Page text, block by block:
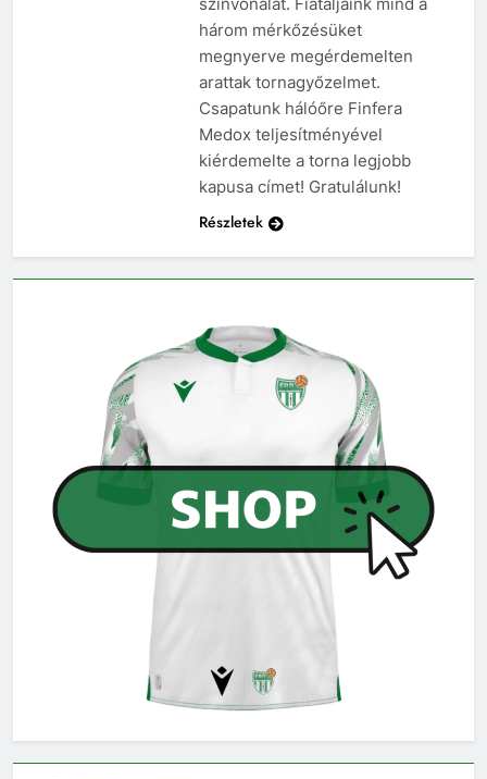
három mérkőzésüket
megnyerve megérdemelten
arattak tornagyőzelmet.
Csapatunk hálóőre Finfera
Medox teljesítményével
kiérdemelte a torna legjobb
kapusa címet! Gratulálunk!
Részletek